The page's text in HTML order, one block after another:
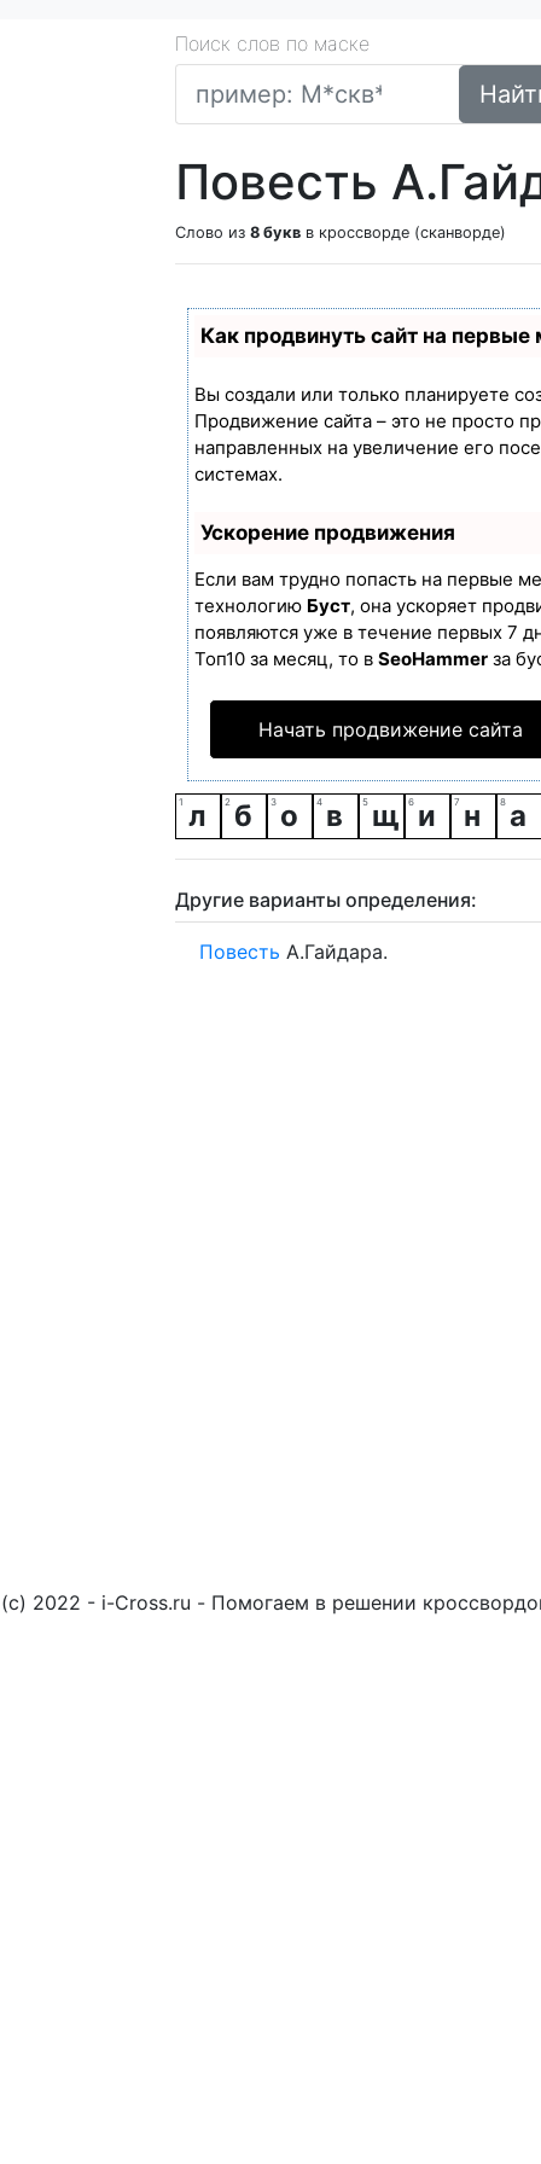
Поиск слов по маске
Повесть
Слово из 8 букв в кроссворде (сканворде)
Как продвинуть сайт на первые
Вы создали или только планируете
Продвижение сайта – это не просто
направленных на увеличение его
системах.
Ускорение продвижения
Если вам трудно попасть на первые
технологию Буст, она ускоряет
появляются уже в течение первых 7
Топ10 за месяц, то в SeoHammer за
Начать продвижение сайта
л б о в щ и н а
Другие варианты определения:
Повесть А.Гайдара.
(c) 2022 - i-Cross.ru - Помогаем в решении